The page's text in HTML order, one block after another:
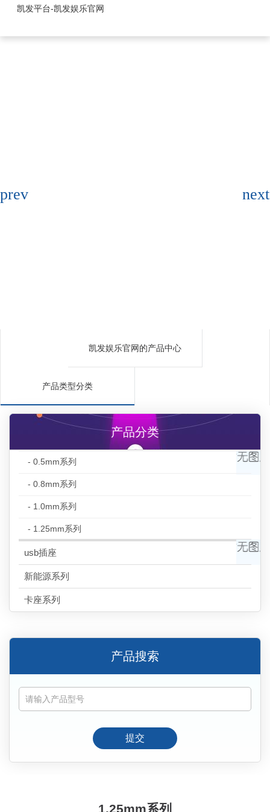
1.25mm系列-凯发平台
凯发平台-凯发娱乐官网
凯发娱乐官网的产品中心
产品类型分类
产品分类
- 0.5mm系列
- 0.8mm系列
- 1.0mm系列
- 1.25mm系列
usb插座
新能源系列
卡座系列
产品搜索
提交
1.25mm系列